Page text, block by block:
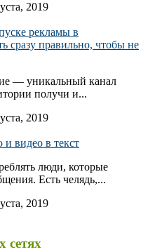
2019
рекламы в
сразу правильно, чтобы не
— уникальный канал
получи и...
2019
и видео в текст
люди, которые
Есть челядь,...
2019
сетях